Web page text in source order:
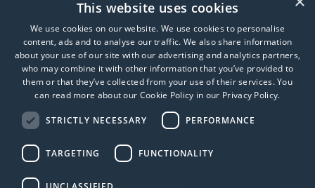
F
a
c
e
b
o
k
T
w
i
t
t
e
L
i
n
k
e
d
n
This website uses cookies
We use cookies on our website. We use cookies to personalise
content, ads and to analyse our traffic. We also share information
about your use of our site with our advertising and analytics partners,
who may combine it with other information that you’ve provided to
them or that they’ve collected from your use of their services. You
can read more about our Cookie Policy in our Privacy Policy.
STRICTLY NECESSARY PERFORMANCE
TARGETING FUNCTIONALITY